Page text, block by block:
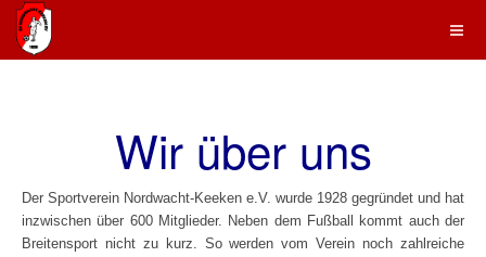
Wir über uns
Der Sportverein Nordwacht-Keeken e.V. wurde 1928 gegründet und hat
inzwischen über 600 Mitglieder. Neben dem Fußball kommt auch der
Breitensport nicht zu kurz. So werden vom Verein noch zahlreiche